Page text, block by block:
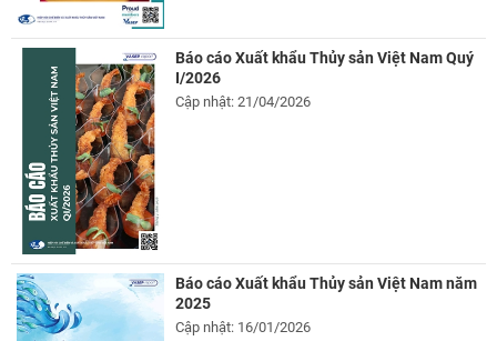
Báo cáo Xuất khẩu Thủy sản Việt Nam Quý
I/2026
Cập nhật: 21/04/2026
Báo cáo Xuất khẩu Thủy sản Việt Nam năm
2025
Cập nhật: 16/01/2026